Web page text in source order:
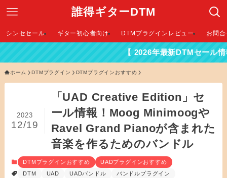
誰得ギターDTM
シンセセール ギター初心者向け DTMプラグインレビュー お問
【 2026年最新DTMセール情報はこちらか
ホーム DTMプラグイン DTMプラグインおすすめ
「UAD Creative Edition」セ
ール情報！Moog Minimoogや
Ravel Grand Pianoが含まれた
音楽を作るためのバンドル
2023
12/19
DTMプラグインおすすめ
UADプラグインおすすめ
DTM
UAD UADバンドル
バンドルプラグイン